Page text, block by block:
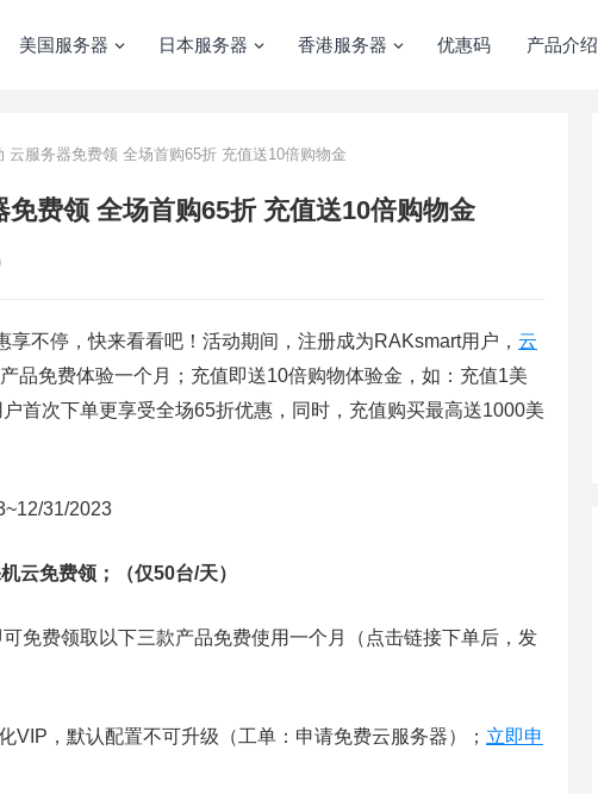
美国服务器 日本服务器 香港服务器 优惠码 产品介绍
云服务器免费领 全场首购65折 充值送10倍购物金
费领 全场首购65折 充值送10倍购物金
不停，快来看看吧！活动期间，注册成为RAKsmart用户， 云
品免费体验一个月；充值即送10倍购物体验金，如：充值1美
首次下单更享受全场65折优惠，同时，充值购买最高送1000美
31/2023
云免费领；（仅50台/天）
免费领取以下三款产品免费使用一个月（点击链接下单后，发
VIP，默认配置不可升级（工单：申请免费云服务器）； 立即申